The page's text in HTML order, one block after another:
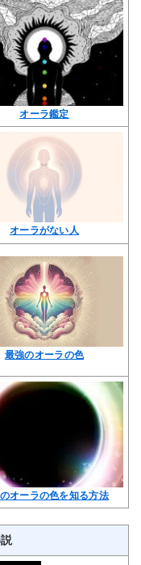
オーラ鑑定
オーラがない人
最強のオーラの色
オーラの色を知る方法